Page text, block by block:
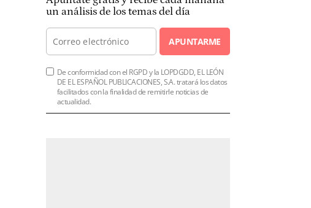
un análisis de los temas del día
APUNTARME
De conformidad con el RGPD y la LOPDGDD, EL LEÓN
DE EL ESPAÑOL PUBLICACIONES, S.A. tratará los datos
facilitados con la finalidad de remitirle noticias de
actualidad.